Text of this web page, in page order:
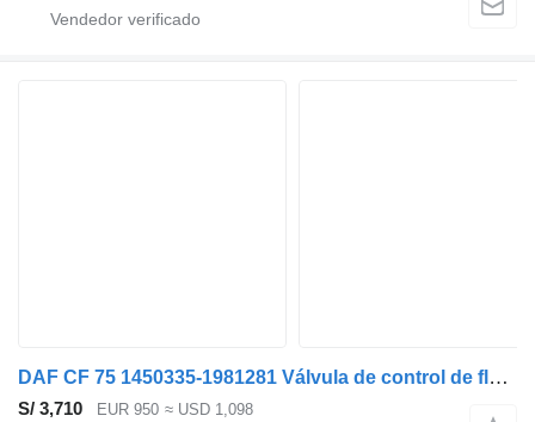
DAF CF 75 1450335-1981281 Válvula de control de flujo de fluido CF75IV/CF85IV/ válvula neumática para camión
S/ 3,710 EUR 950 ≈ USD 1,098